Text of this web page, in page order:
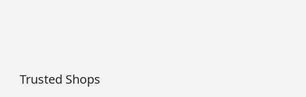
Trusted Shops